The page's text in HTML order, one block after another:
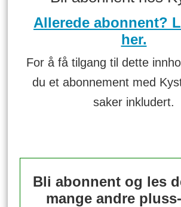
Allerede abonnent?
her.
For å få tilgang til dette
du et abonnement med
saker inkludert.
Bli abonnent og les
mange andre